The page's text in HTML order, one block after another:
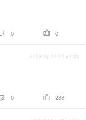
0  0
2023-07-12 12:47:34
0  288